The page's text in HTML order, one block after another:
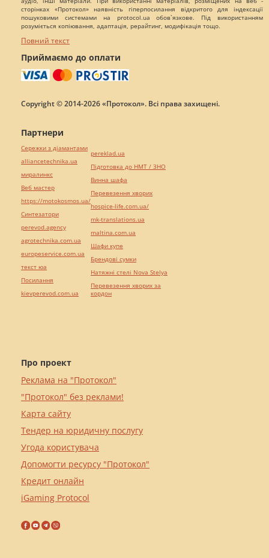
сторінках «Протокол» наявність гіперпосилання відкритого для індексації
пошуковими системами на protocol.ua обов`язкове. Під використанням
розуміється копіювання, адаптація, рерайтинг, модифікація тощо.
Повний текст
Приймаємо до оплати
Copyright © 2014-2026 «Протокол». Всі права захищені.
Про проект
Реклама на "Протокол"
"Протокол" без реклами!
Карта сайту
Тендер на юридичну послугу
Угода користувача
Допомогти ресурсу "Протокол"
Кредит онлайн
iGaming Protocol
Партнери
Сережки з діамантами
alliancetechnika.ua
миралинкс
Веб мастер
https://motokosmos.ua/
Синтезатори
perevod.agency
agrotechnika.com.ua
europeservice.com.ua
текст юа
Посилання
kievperevod.com.ua
pereklad.ua
Підготовка до НМТ / ЗНО
Винна шафа
Перевезення хворих
hospice-life.com.ua/
mk-translations.ua
maltina.com.ua
Шафи купе
Брендові сумки
Натяжні стелі Nova Stelya
Перевезення хворих за
кордон